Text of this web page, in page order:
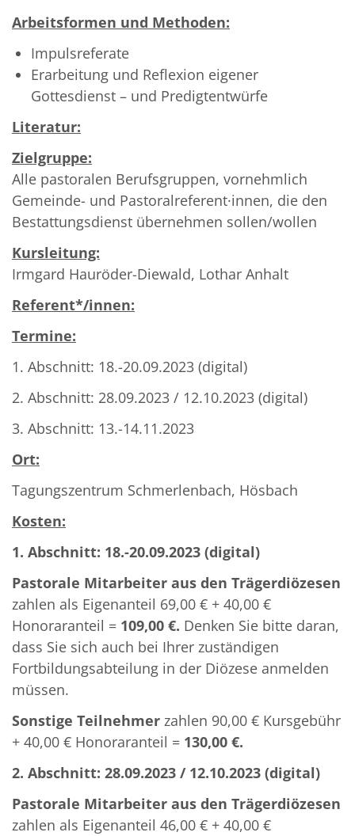
Arbeitsformen und Methoden:
Impulsreferate
Erarbeitung und Reflexion eigener
Gottesdienst – und Predigtentwürfe
Literatur:
Zielgruppe:
Alle pastoralen Berufsgruppen, vornehmlich
Gemeinde- und Pastoralreferent·innen, die den
Bestattungsdienst übernehmen sollen/wollen
Kursleitung:
Irmgard Hauröder-Diewald, Lothar Anhalt
Referent*/innen:
Termine:
1. Abschnitt: 18.-20.09.2023 (digital)
2. Abschnitt: 28.09.2023 / 12.10.2023 (digital)
3. Abschnitt: 13.-14.11.2023
Ort:
Tagungszentrum Schmerlenbach, Hösbach
Kosten:
1. Abschnitt: 18.-20.09.2023 (digital)
Pastorale Mitarbeiter aus den Trägerdiözesen
zahlen als Eigenanteil 69,00 € + 40,00 €
Honoraranteil = 109,00 €. Denken Sie bitte daran,
dass Sie sich auch bei Ihrer zuständigen
Fortbildungsabteilung in der Diözese anmelden
müssen.
Sonstige Teilnehmer zahlen 90,00 € Kursgebühr
+ 40,00 € Honoraranteil = 130,00 €.
2. Abschnitt: 28.09.2023 / 12.10.2023 (digital)
Pastorale Mitarbeiter aus den Trägerdiözesen
zahlen als Eigenanteil 46,00 € + 40,00 €